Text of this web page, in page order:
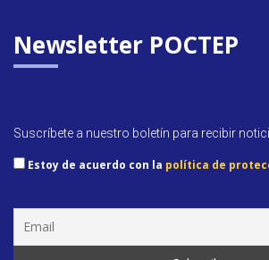
Newsletter POCTEP
Suscríbete a nuestro boletín para recibir
Estoy de acuerdo con la política de